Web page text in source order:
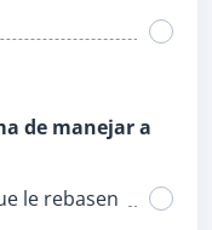
de manejar a
le rebasen